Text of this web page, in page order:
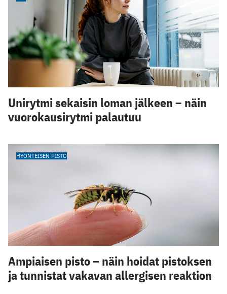
Unirytmi sekaisin loman jälkeen – näin
vuorokausirytmi palautuu
HYÖNTEISEN PISTO
Ampiaisen pisto – näin hoidat pistoksen
ja tunnistat vakavan allergisen reaktion